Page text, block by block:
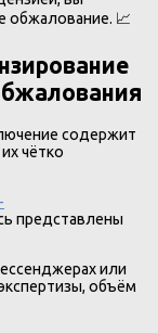
обжалование. 📈
содержит
чётко
представлены
или
объём